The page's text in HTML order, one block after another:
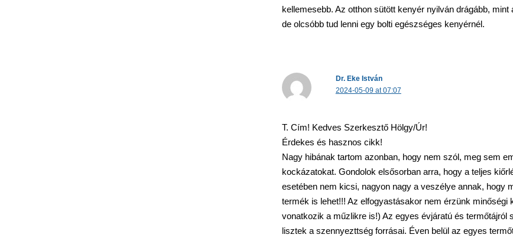
kellemesebb. Az otthon sütött kenyér nyilván drágább,
de olcsóbb tud lenni egy bolti egészséges kenyérnél.
Dr. Eke István
2024-05-09 at 07:07
T. Cím! Kedves Szerkesztő Hölgy/Úr!
Érdekes és hasznos cikk!
Nagy hibának tartom azonban, hogy nem szól, meg sem
kockázatokat. Gondolok elsősorban arra, hogy a teljes
esetében nem kicsi, nagyon nagy a veszélye annak, hogy
termék is lehet!!! Az elfogyastásakor nem érzünk minőségi
vonatkozik a műzlikre is!) Az egyes évjáratú és termőtájról
lisztek a szennyezttség forrásai. Éven belül az egyes